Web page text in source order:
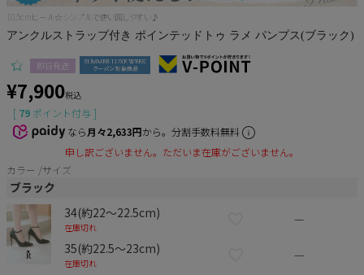
Pleaser
10.5cmヒール☆シンプルで使い回しやすい♪
アンクルストラップ付き ポインテッドトゥ ラメ パンプス(ブラック)
即日発送
¥7,900税込
[ 79 ポイント付与 ]
なら月々2,633円から。分割手数料無料
申し訳ございません。ただいま在庫がございません。
カラー
サイズ
ブラック
34(約22～22.5cm)
在庫切れ
—
35(約22.5～23cm)
在庫切れ
—